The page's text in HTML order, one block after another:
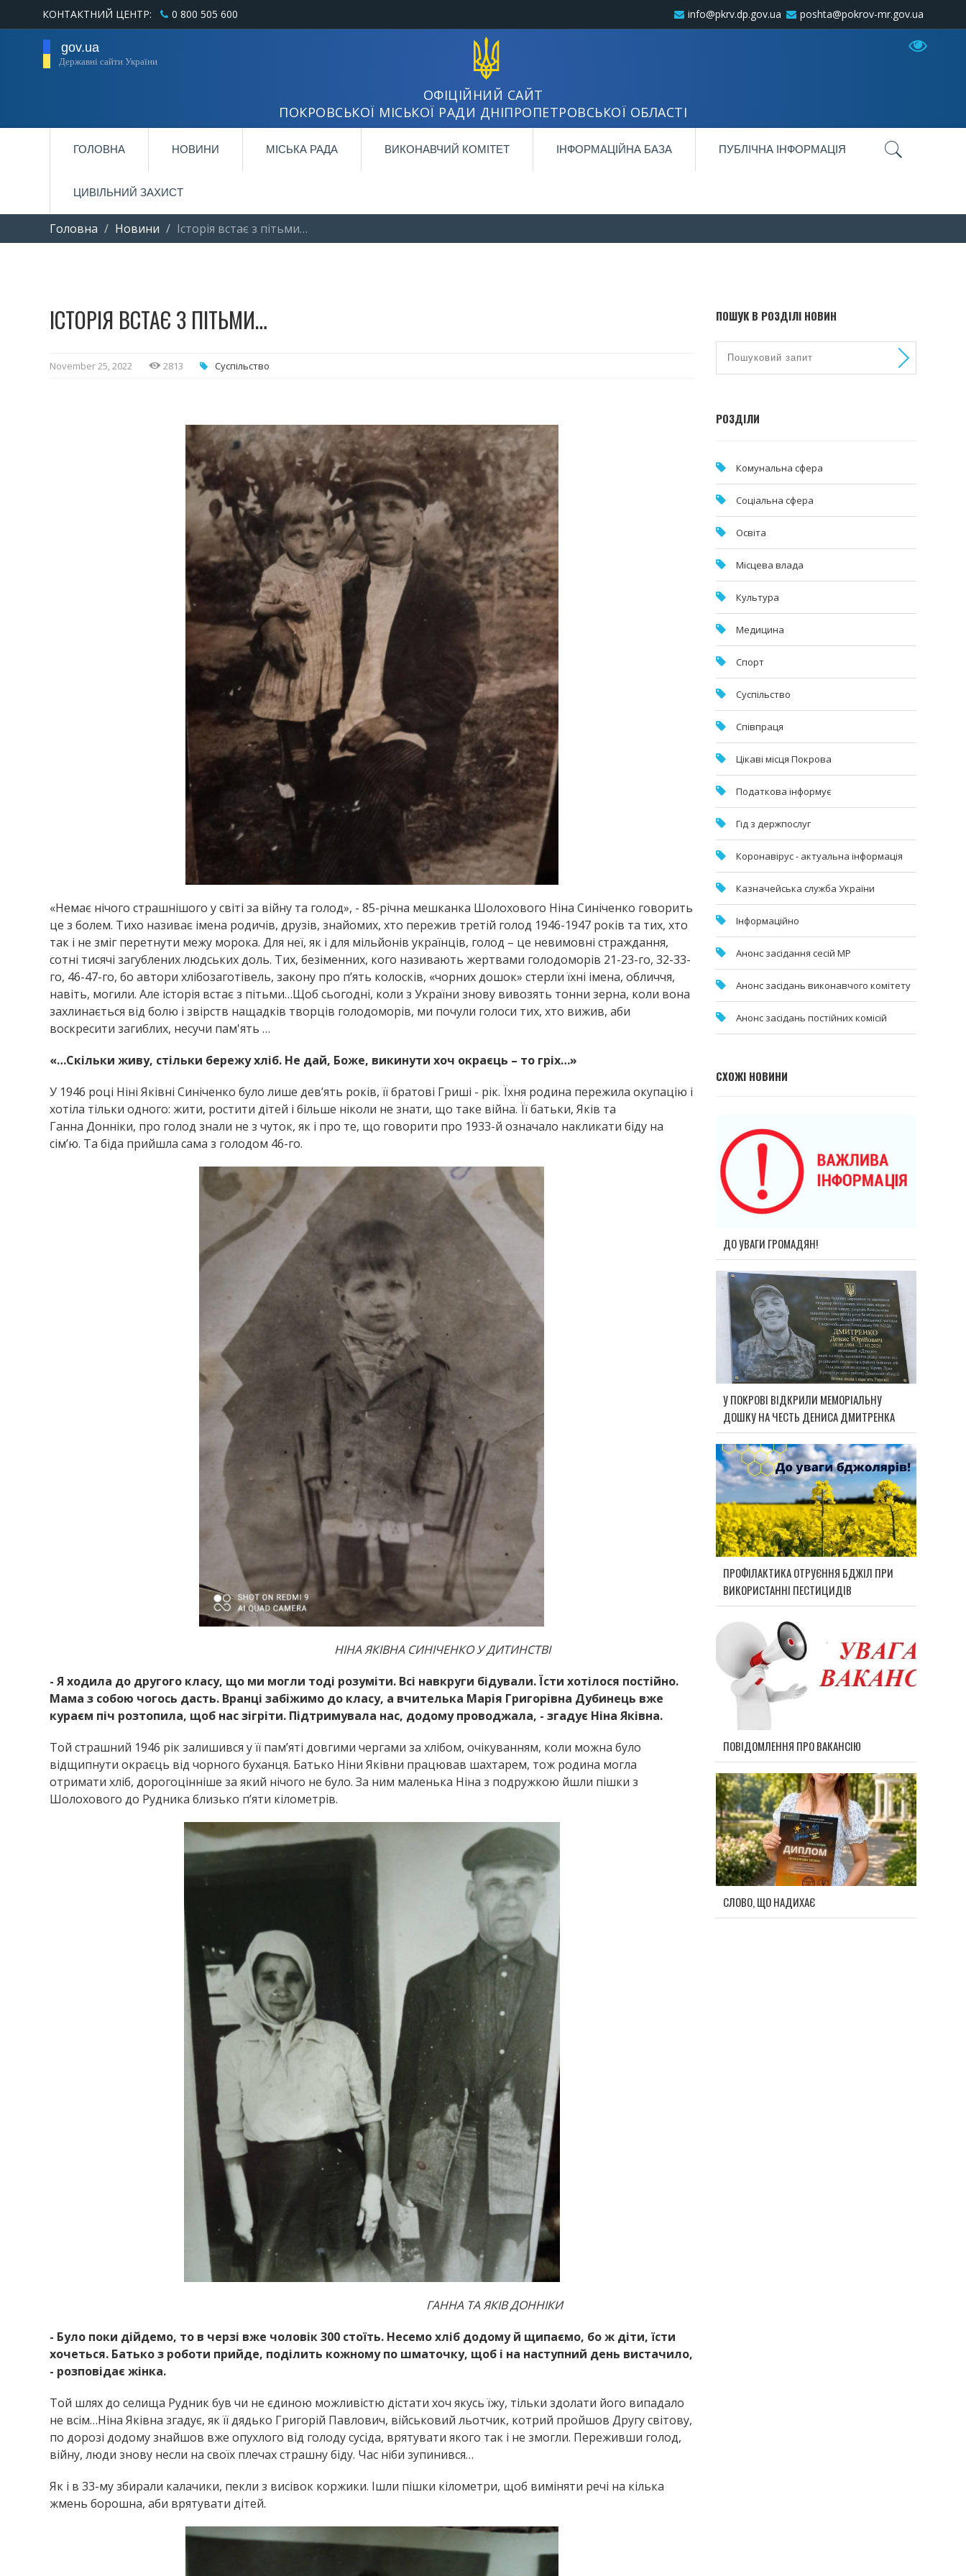
КОНТАКТНИЙ ЦЕНТР: 0 800 505 600 info@pkrv.dp.gov.ua poshta@pokrov-mr.gov.ua
gov.ua
Державні сайти України
ОФІЦІЙНИЙ САЙТ
ПОКРОВСЬКОЇ МІСЬКОЇ РАДИ ДНІПРОПЕТРОВСЬКОЇ ОБЛАСТІ
ГОЛОВНА НОВИНИ МІСЬКА РАДА ВИКОНАВЧИЙ КОМІТЕТ ІНФОРМАЦІЙНА БАЗА ПУБЛІЧНА ІНФОРМАЦІЯ
ЦИВІЛЬНИЙ ЗАХИСТ
Головна Новини Історія встає з пітьми…
ІСТОРІЯ ВСТАЄ З ПІТЬМИ…
November 25, 2022 2813 Суспільство
«Немає нічого страшнішого у світі за війну та голод», - 85-річна мешканка Шолохового Ніна Синіченко говорить
це з болем. Тихо називає імена родичів, друзів, знайомих, хто пережив третій голод 1946-1947 років та тих, хто
так і не зміг перетнути межу морока. Для неї, як і для мільйонів українців, голод – це невимовні страждання,
сотні тисячі загублених людських доль. Тих, безіменних, кого називають жертвами голодоморів 21-23-го, 32-33-
го, 46-47-го, бо автори хлібозаготівель, закону про п’ять колосків, «чорних дошок» стерли їхні імена, обличчя,
навіть, могили. Але історія встає з пітьми…Щоб сьогодні, коли з України знову вивозять тонни зерна, коли вона
захлинається від болю і звірств нащадків творців голодоморів, ми почули голоси тих, хто вижив, аби
воскресити загиблих, несучи пам'ять …
«…Скільки живу, стільки бережу хліб. Не дай, Боже, викинути хоч окраєць – то гріх…»
У 1946 році Ніні Яківні Синіченко було лише дев’ять років, її братові Гриші - рік. Їхня родина пережила окупацію і
хотіла тільки одного: жити, ростити дітей і більше ніколи не знати, що таке війна. Її батьки, Яків та
Ганна Донніки, про голод знали не з чуток, як і про те, що говорити про 1933-й означало накликати біду на
сім’ю. Та біда прийшла сама з голодом 46-го.
НІНА ЯКІВНА СИНІЧЕНКО У ДИТИНСТВІ
- Я ходила до другого класу, що ми могли тоді розуміти. Всі навкруги бідували. Їсти хотілося постійно.
Мама з собою чогось дасть. Вранці забіжимо до класу, а вчителька Марія Григорівна Дубинець вже
кураєм піч розтопила, щоб нас зігріти. Підтримувала нас, додому проводжала, - згадує Ніна Яківна.
Той страшний 1946 рік залишився у її пам’яті довгими чергами за хлібом, очікуванням, коли можна було
відщипнути окраєць від чорного буханця. Батько Ніни Яківни працював шахтарем, тож родина могла
отримати хліб, дорогоцінніше за який нічого не було. За ним маленька Ніна з подружкою йшли пішки з
Шолохового до Рудника близько п’яти кілометрів.
ГАННА ТА ЯКІВ ДОННІКИ
- Було поки дійдемо, то в черзі вже чоловік 300 стоїть. Несемо хліб додому й щипаємо, бо ж діти, їсти
хочеться. Батько з роботи прийде, поділить кожному по шматочку, щоб і на наступний день вистачило,
- розповідає жінка.
Той шлях до селища Рудник був чи не єдиною можливістю дістати хоч якусь їжу, тільки здолати його випадало
не всім…Ніна Яківна згадує, як її дядько Григорій Павлович, військовий льотчик, котрий пройшов Другу світову,
по дорозі додому знайшов вже опухлого від голоду сусіда, врятувати якого так і не змогли. Переживши голод,
війну, люди знову несли на своїх плечах страшну біду. Час ніби зупинився…
Як і в 33-му збирали калачики, пекли з висівок коржики. Ішли пішки кілометри, щоб виміняти речі на кілька
жмень борошна, аби врятувати дітей.
ПОШУК В РОЗДІЛІ НОВИН
РОЗДІЛИ
Комунальна cфера
Соціальна сфера
Освіта
Місцева влада
Культура
Медицина
Спорт
Суспільство
Співпраця
Цікаві місця Покрова
Податкова інформує
Гід з держпослуг
Коронавірус - актуальна інформація
Казначейська служба України
Інформаційно
Анонс засідання сесій МР
Анонс засідань виконавчого комітету
Анонс засідань постійних комісій
СХОЖІ НОВИНИ
ДО УВАГИ ГРОМАДЯН!
У ПОКРОВІ ВІДКРИЛИ МЕМОРІАЛЬНУ
ДОШКУ НА ЧЕСТЬ ДЕНИСА ДМИТРЕНКА
ПРОФІЛАКТИКА ОТРУЄННЯ БДЖІЛ ПРИ
ВИКОРИСТАННІ ПЕСТИЦИДІВ
ПОВІДОМЛЕННЯ ПРО ВАКАНСІЮ
СЛОВО, ЩО НАДИХАЄ